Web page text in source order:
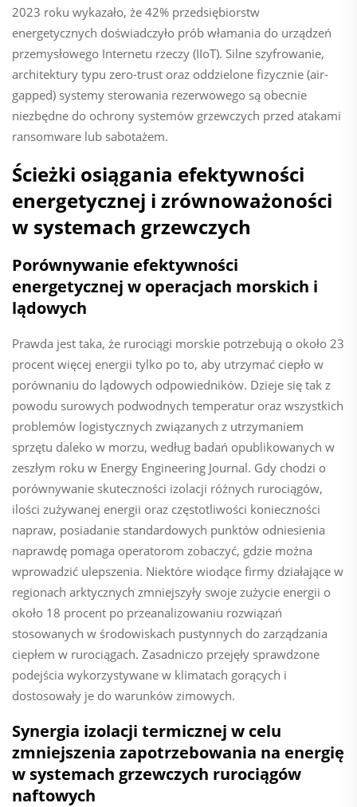
2023 roku wykazało, że 42% przedsiębiorstw
energetycznych doświadczyło prób włamania do urządzeń
przemysłowego Internetu rzeczy (IIoT). Silne szyfrowanie,
architektury typu zero-trust oraz oddzielone fizycznie (air-
gapped) systemy sterowania rezerwowego są obecnie
niezbędne do ochrony systemów grzewczych przed atakami
ransomware lub sabotażem.
Ścieżki osiągania efektywności
energetycznej i zrównoważoności
w systemach grzewczych
Porównywanie efektywności
energetycznej w operacjach morskich i
lądowych
Prawda jest taka, że rurociągi morskie potrzebują o około 23
procent więcej energii tylko po to, aby utrzymać ciepło w
porównaniu do lądowych odpowiedników. Dzieje się tak z
powodu surowych podwodnych temperatur oraz wszystkich
problemów logistycznych związanych z utrzymaniem
sprzętu daleko w morzu, według badań opublikowanych w
zeszłym roku w Energy Engineering Journal. Gdy chodzi o
porównywanie skuteczności izolacji różnych rurociągów,
ilości zużywanej energii oraz częstotliwości konieczności
napraw, posiadanie standardowych punktów odniesienia
naprawdę pomaga operatorom zobaczyć, gdzie można
wprowadzić ulepszenia. Niektóre wiodące firmy działające w
regionach arktycznych zmniejszyły swoje zużycie energii o
około 18 procent po przeanalizowaniu rozwiązań
stosowanych w środowiskach pustynnych do zarządzania
ciepłem w rurociągach. Zasadniczo przejęły sprawdzone
podejścia wykorzystywane w klimatach gorących i
dostosowały je do warunków zimowych.
Synergia izolacji termicznej w celu
zmniejszenia zapotrzebowania na energię
w systemach grzewczych rurociągów
naftowych